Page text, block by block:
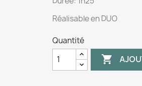
Réalisable en DUO
Quantité
